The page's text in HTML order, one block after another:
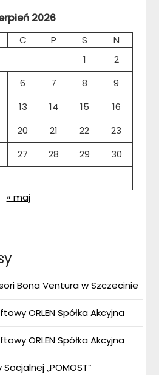
2026
C P S
N
1
2
6 7 8
9
13 14 15
16
20 21 22
23
27 28 29
30
« maj
Bona Ventura w Szczecinie
ORLEN Spółka Akcyjna
ORLEN Spółka Akcyjna
„POMOST”